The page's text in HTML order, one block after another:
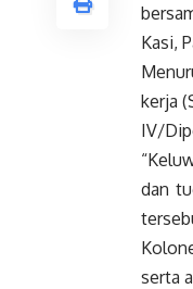
Kasi,
kerja
IV/
dan
serta